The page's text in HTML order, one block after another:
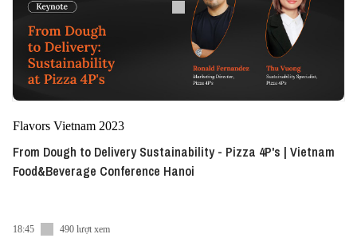
Flavors Vietnam 2023
From Dough to Delivery Sustainability - Pizza 4P's | Vietnam
Food&Beverage Conference Hanoi
18:45 490 lượt xem